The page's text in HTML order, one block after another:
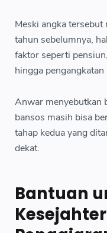
Meski angka
tahun sebelumnya,
faktor seperti
hingga pengangkatan
Anwar menyebutkan
bansos masih bisa
tahap kedua yang
dekat.
Bantuan